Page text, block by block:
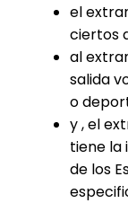
el
ciertos
al
salida
o
y , el
tiene la
de los